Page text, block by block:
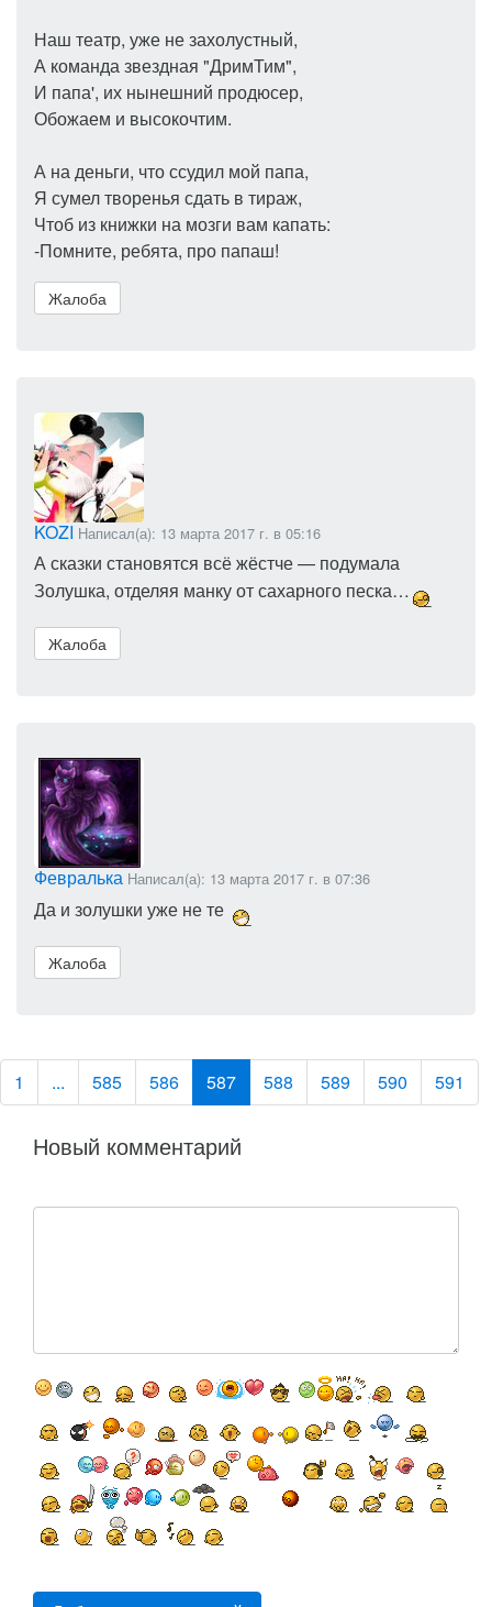
Наш театр, уже не захолустный,
А команда звездная "ДримТим",
И папа', их нынешний продюсер,
Обожаем и высокочтим.
А на деньги, что ссудил мой папа,
Я сумел творенья сдать в тираж,
Чтоб из книжки на мозги вам капать:
-Помните, ребята, про папаш!
Жалоба
KOZI Написал(а): 13 марта 2017 г. в 05:16
А сказки становятся всё жёстче — подумала
Золушка, отделяя манку от сахарного песка…
Жалоба
Февралька Написал(а): 13 марта 2017 г. в 07:36
Да и золушки уже не те
Жалоба
1 ... 585 586 587 588 589 590 591
Новый комментарий